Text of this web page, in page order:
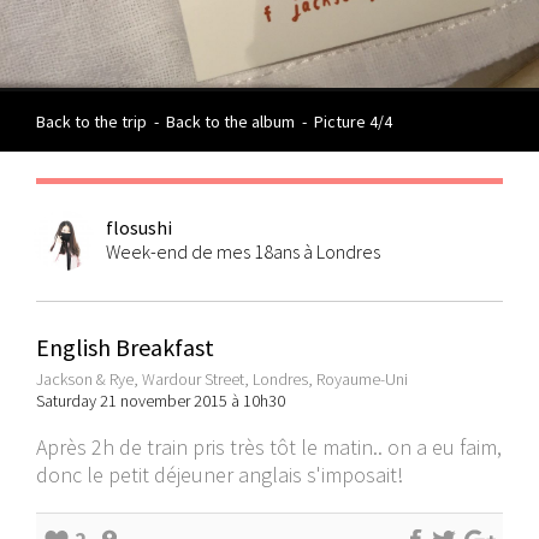
Back to the trip - Back to the album - Picture 4/4
flosushi
Week-end de mes 18ans à Londres
English Breakfast
Jackson & Rye, Wardour Street, Londres, Royaume-Uni
Saturday 21 november 2015 à 10h30
Après 2h de train pris très tôt le matin.. on a eu faim,
donc le petit déjeuner anglais s'imposait!